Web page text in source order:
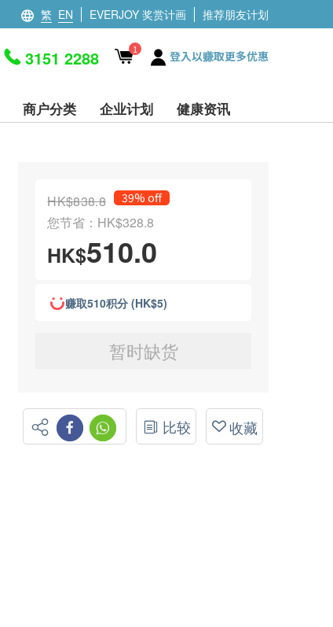
繁 EN EVERJOY 奖赏计画 推荐朋友计划
3151 2288 1 登入以赚取更多优惠
商户分类 企业计划 健康资讯
HK$838.8 39% off
您节省：HK$328.8
HK$510.0
赚取510积分 (HK$5)
暂时缺货
比较 收藏